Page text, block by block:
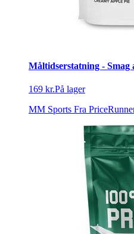
Måltidserstatning -
169 kr.På lager
MM Sports Fra